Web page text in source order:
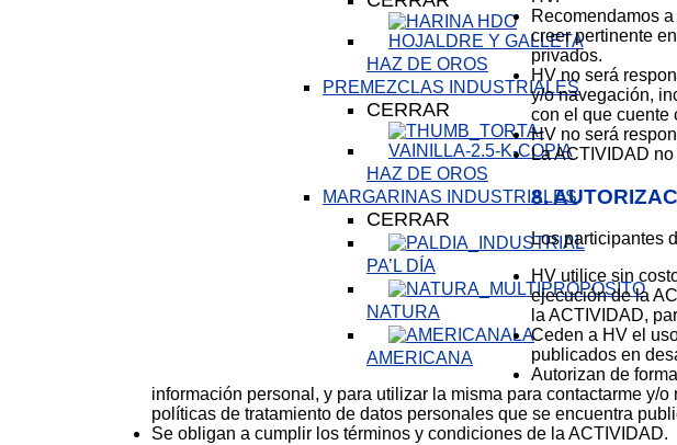
HAZ DE OROS
PREMEZCLAS INDUSTRIALES
CERRAR
HAZ DE OROS
MARGARINAS INDUSTRIALES
CERRAR
PA’L DÍA
NATURA
LA
AMERICANA
Recomendamos
creer pertinente
privados.
HV no será
y/o navegación,
con el que cuente
HV no será
La ACTIVIDAD
8.
Los participantes
HV utilice sin
ejecución de la
la ACTIVIDAD,
Ceden a HV el
publicados en
Autorizan de
información personal, y para utilizar la misma para contactarme
políticas de tratamiento de datos personales que se encuentra
Se obligan a cumplir los términos y condiciones de la ACTIVIDAD.